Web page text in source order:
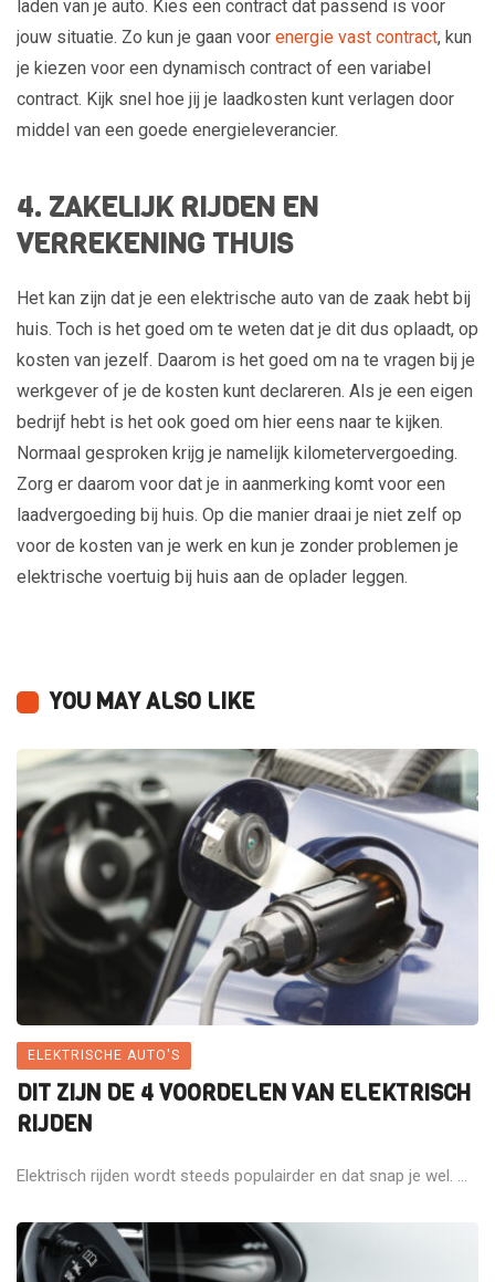
laden van je auto. Kies een contract dat passend is voor
jouw situatie. Zo kun je gaan voor energie vast contract, kun
je kiezen voor een dynamisch contract of een variabel
contract. Kijk snel hoe jij je laadkosten kunt verlagen door
middel van een goede energieleverancier.
4. ZAKELIJK RIJDEN EN
VERREKENING THUIS
Het kan zijn dat je een elektrische auto van de zaak hebt bij
huis. Toch is het goed om te weten dat je dit dus oplaadt, op
kosten van jezelf. Daarom is het goed om na te vragen bij je
werkgever of je de kosten kunt declareren. Als je een eigen
bedrijf hebt is het ook goed om hier eens naar te kijken.
Normaal gesproken krijg je namelijk kilometervergoeding.
Zorg er daarom voor dat je in aanmerking komt voor een
laadvergoeding bij huis. Op die manier draai je niet zelf op
voor de kosten van je werk en kun je zonder problemen je
elektrische voertuig bij huis aan de oplader leggen.
YOU MAY ALSO LIKE
ELEKTRISCHE AUTO'S
DIT ZIJN DE 4 VOORDELEN VAN ELEKTRISCH
RIJDEN
Elektrisch rijden wordt steeds populairder en dat snap je wel. ...